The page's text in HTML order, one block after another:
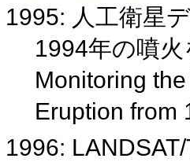
1995: 人工衛星
1994年の噴
Monitoring
Eruption from
1996: